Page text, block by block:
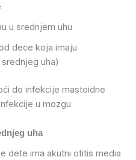
u srednjem uhu
dece koja imaju
uha)
do infekcije mastoidne
u mozgu
uha
dete ima akutni otitis media